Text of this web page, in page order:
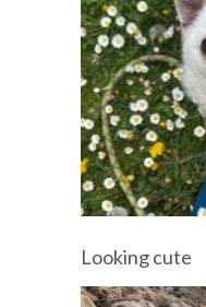
Looking cute